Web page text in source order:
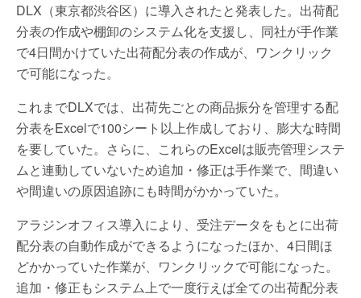
DLX（東京都渋谷区）に導入されたと発表した。出荷配
分表の作成や棚卸のシステム化を支援し、同社が手作業
で4日間かけていた出荷配分表の作成が、ワンクリック
で可能になった。
これまでDLXでは、出荷先ごとの商品振分を管理する配
分表をExcelで100シート以上作成しており、膨大な時間
を要していた。さらに、これらのExcelは販売管理システ
ムと連動していないため追加・修正は手作業で、間違い
や間違いの原因追跡にも時間がかかっていた。
アラジンオフィス導入により、受注データをもとに出荷
配分表の自動作成ができるようになったほか、4日間ほ
どかかっていた作業が、ワンクリックで可能になった。
追加・修正もシステム上で一度行えば全ての出荷配分表